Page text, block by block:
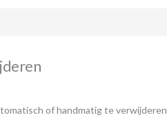
of handmatig te